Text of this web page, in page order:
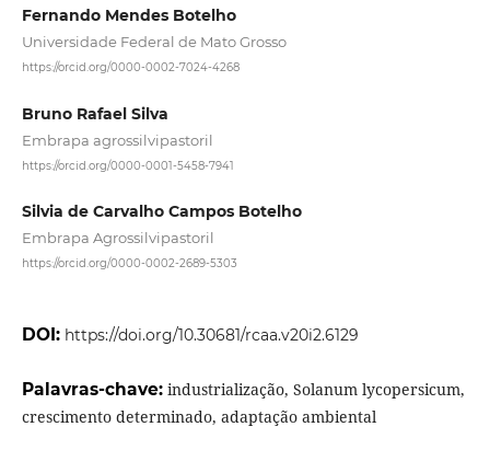
Fernando Mendes Botelho
Universidade Federal de Mato Grosso
https://orcid.org/0000-0002-7024-4268
Bruno Rafael Silva
Embrapa agrossilvipastoril
https://orcid.org/0000-0001-5458-7941
Silvia de Carvalho Campos Botelho
Embrapa Agrossilvipastoril
https://orcid.org/0000-0002-2689-5303
DOI: https://doi.org/10.30681/rcaa.v20i2.6129
Palavras-chave: industrialização, Solanum lycopersicum,
crescimento determinado, adaptação ambiental